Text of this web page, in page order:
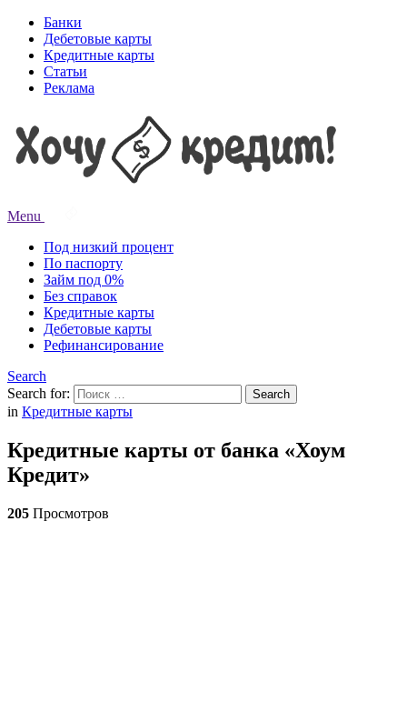
Банки
Дебетовые карты
Кредитные карты
Статьи
Реклама
Menu
Под низкий процент
По паспорту
Займ под 0%
Без справок
Кредитные карты
Дебетовые карты
Рефинансирование
Search
Search for:
Search
in Кредитные карты
Кредитные карты от банка «Хоум
Кредит»
205 Просмотров